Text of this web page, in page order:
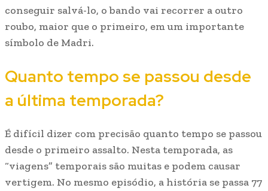
conseguir salvá-lo, o bando vai recorrer a outro
roubo, maior que o primeiro, em um importante
símbolo de Madri.
Quanto tempo se passou desde
a última temporada?
É difícil dizer com precisão quanto tempo se passou
desde o primeiro assalto. Nesta temporada, as
“viagens” temporais são muitas e podem causar
vertigem. No mesmo episódio, a história se passa 77